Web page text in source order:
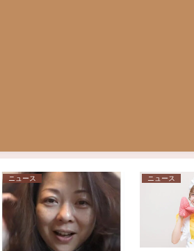
ニュース ニュース